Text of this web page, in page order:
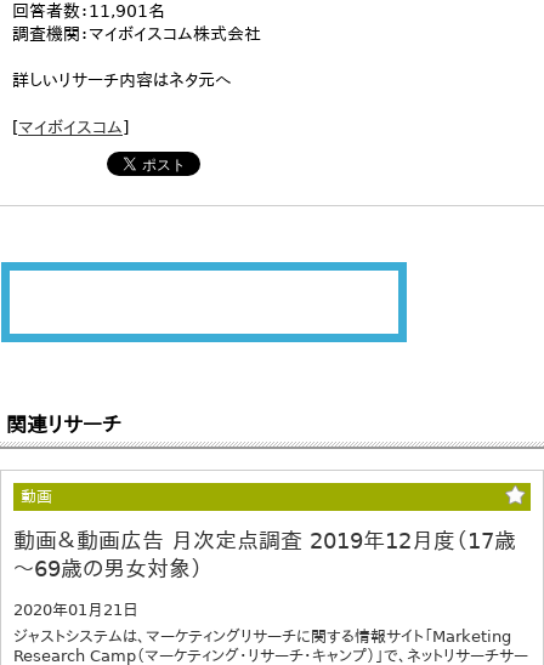
回答者数：11,901名
調査機関：マイボイスコム株式会社
詳しいリサーチ内容はネタ元へ
[マイボイスコム]
関連リサーチ
動画
動画＆動画広告 月次定点調査 2019年12月度（17歳
～69歳の男女対象）
2020年01月21日
ジャストシステムは、マーケティングリサーチに関する情報サイト「Marketing
Research Camp（マーケティング・リサーチ・キャンプ）」で、ネットリサーチサー